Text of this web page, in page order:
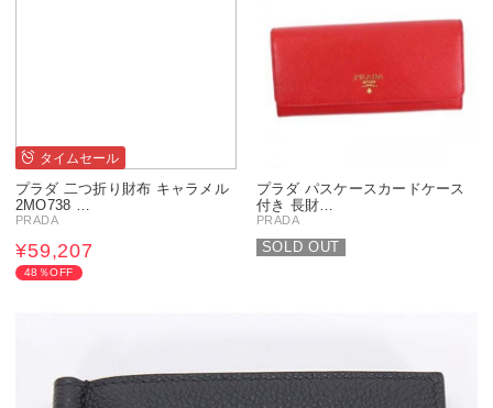
タイムセール
プラダ 二つ折り財布 キャラメル
2MO738 …
PRADA
¥59,207
48％OFF
プラダ パスケースカードケース
付き 長財…
PRADA
SOLD OUT